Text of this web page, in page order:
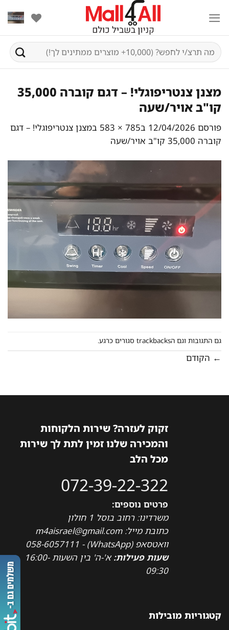
content
חיפוש
עבור:
מצנן צנטריפוגלי! – דגם קוברה 35,000
קו"ב אויר/שעה
פורסם 12/04/2026 ב785 × 583 במצנן צנטריפוגלי! – דגם
קוברה 35,000 קו"ב אויר/שעה
גם התגובות וגם הtrackbacks סגורים כרגע.
← הקודם
זקוק לעזרה? שירות הלקוחות
והמכירה שלנו זמין לתת לך שירות
מכל הלב
072-39-22-322
פרטים נוספים:
משרדינו: רחוב בוסל 1 חולון
כתובת מייל: m4aisrael@gmail.com
וואטסאפ (WhatsApp) - 058-6057111
שעות פעילות:
א'-ה' בין השעות 16:00-
09:30
קטגוריות מובילות